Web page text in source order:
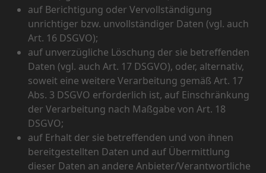
auf Berichtigung oder Vervollständigung
unrichtiger bzw. unvollständiger Daten (vgl. auch
Art. 16 DSGVO);
auf unverzügliche Löschung der sie betreffenden
Daten (vgl. auch Art. 17 DSGVO), oder, alternativ,
soweit eine weitere Verarbeitung gemäß Art. 17
Abs. 3 DSGVO erforderlich ist, auf Einschränkung
der Verarbeitung nach Maßgabe von Art. 18
DSGVO;
auf Erhalt der sie betreffenden und von ihnen
bereitgestellten Daten und auf Übermittlung
dieser Daten an andere Anbieter/Verantwortliche